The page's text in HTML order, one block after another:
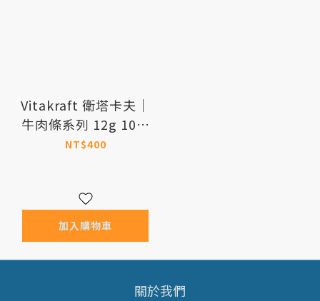
Vitakraft 衛塔卡夫｜
牛肉條系列 12g 10條
(羊肉/火雞/牛心/低
NT$400
加入購物車
關於我們